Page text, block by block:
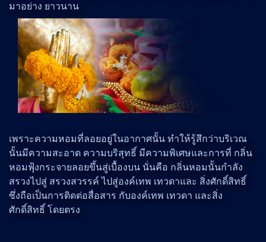
มาอย่าง ยาวนาน
เพราะความหอมที่ลอยอยู่ในอากาศนั้น ทำให้รู้สึกว่าบริเวณ
นั้นมีความสะอาด ความบริสุทธิ์ มีความพิเศษและการที่ กลิ่น
หอมฟุ้งกระจายลอยขึ้นสู่เบื้องบน นั่นคือ กลิ่นหอมนั้นกำลัง
สรวงไปสู่ สรวงสวรรค์ ไปสู่องค์เทพ เทวดาและ สิ่งศักดิ์สิทธิ์
ซึ่งถือเป็นการติดต่อสื่อสาร กับองค์เทพ เทวดา และสิ่ง
ศักดิ์สิทธิ์ โดยตรง